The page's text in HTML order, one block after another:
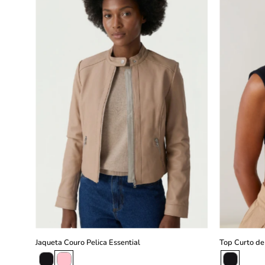
Pelica
Essential
-
Rosa
Claro
slideshow
Jaqueta Couro Pelica Essential Top Curto